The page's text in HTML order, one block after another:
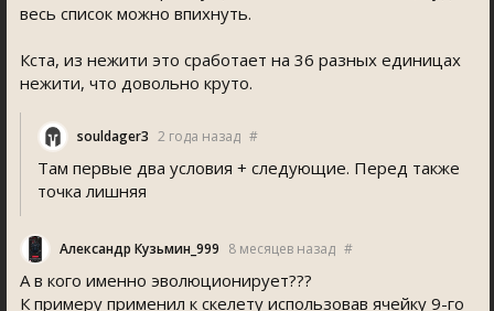
весь список можно впихнуть.
Кста, из нежити это сработает на 36 разных единицах
нежити, что довольно круто.
ouldager3 2 года назад #
Там первые два условия + следующие. Перед также
точка лишняя
Александр Кузьмин_999 8 месяцев назад #
А в кого именно эволюционирует???
К примеру применил к скелету использовав ячейку 9-го